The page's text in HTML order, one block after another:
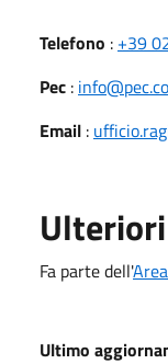
Telefono : +39
Pec :
Email :
Fa parte dell'
Ultimo